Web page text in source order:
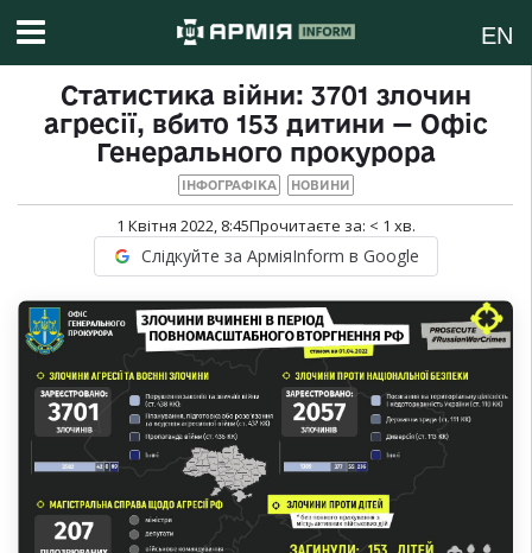
EN
Статистика війни: 3701 злочин
агресії, вбито 153 дитини — Офіс
Генерального прокурора
ІНФОГРАФІКА НОВИНИ
1 Квітня 2022, 8:45Прочитаєте за: < 1 хв.
Слідкуйте за АрміяInform в Google